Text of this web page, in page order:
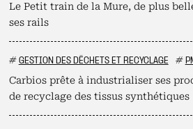
Le Petit train de la Mure, de plus
ses rails
# GESTION DES DÉCHETS ET RECYCLAGE #
Carbios prête à industrialiser ses
de recyclage des tissus synthétiques